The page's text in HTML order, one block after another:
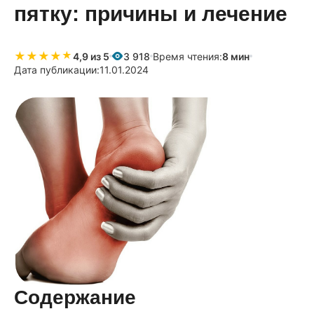
пятку: причины и лечение
★ ★ ★ ★★
★4,9 из 5 3 918 Время чтения:8 мин
Дата публикации:11.01.2024
Содержание